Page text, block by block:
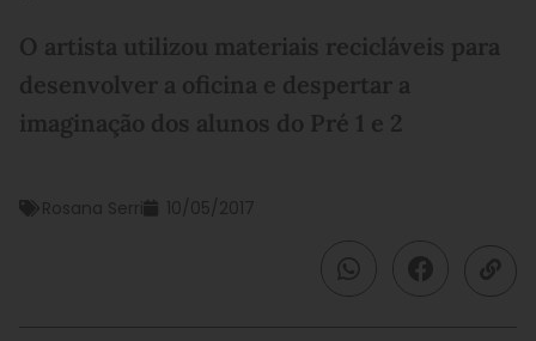
O artista utilizou materiais recicláveis para
desenvolver a oficina e despertar a
imaginação dos alunos do Pré 1 e 2
Rosana Serri 10/05/2017